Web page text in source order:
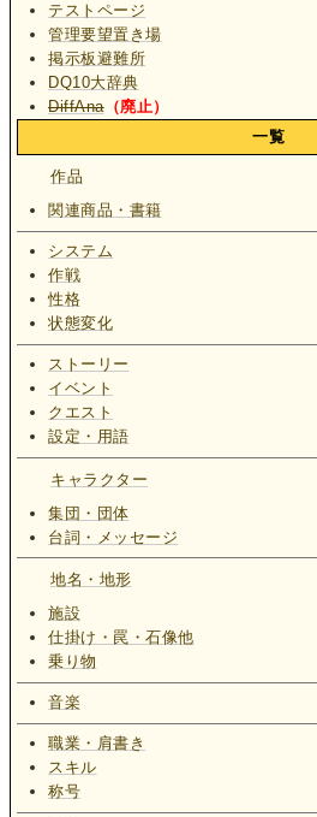
テストページ
管理要望置き場
掲示板避難所
DQ10大辞典
DiffAna（廃止）
一覧
作品
関連商品・書籍
システム
作戦
性格
状態変化
ストーリー
イベント
クエスト
設定・用語
キャラクター
集団・団体
台詞・メッセージ
地名・地形
施設
仕掛け・罠・石像他
乗り物
音楽
職業・肩書き
スキル
称号